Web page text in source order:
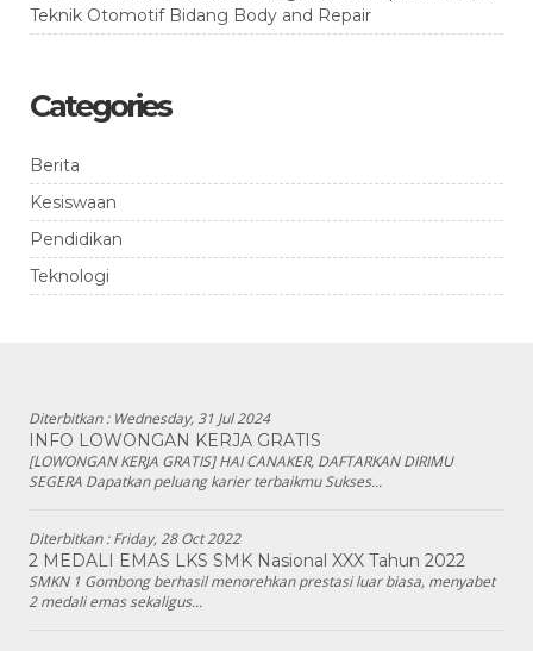
Teknik Otomotif Bidang Body and Repair
Categories
Berita
Kesiswaan
Pendidikan
Teknologi
Diterbitkan : Wednesday, 31 Jul 2024
INFO LOWONGAN KERJA GRATIS
[LOWONGAN KERJA GRATIS] HAI CANAKER, DAFTARKAN DIRIMU
SEGERA Dapatkan peluang karier terbaikmu Sukses...
Diterbitkan :Friday, 28 Oct 2022
2 MEDALI EMAS LKS SMK Nasional XXX Tahun 2022
SMKN 1 Gombong berhasil menorehkan prestasi luar biasa, menyabet
2 medali emas sekaligus...